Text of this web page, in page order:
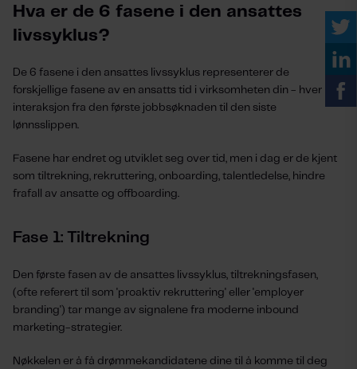
Hva er de 6 fasene i den ansattes
livssyklus?
De 6 fasene i den ansattes livssyklus representerer de
forskjellige fasene av en ansatts tid i virksomheten din - hver
interaksjon fra den første jobbsøknaden til den siste
lønnsslippen.
Fasene har endret og utviklet seg over tid, men i dag er de kjent
som tiltrekning, rekruttering, onboarding, talentledelse, hindre
frafall av ansatte og offboarding.
Fase 1: Tiltrekning
Den første fasen av de ansattes livssyklus, tiltrekningsfasen,
(ofte referert til som 'proaktiv rekruttering' eller 'employer
branding') tar mange av signalene fra moderne inbound
marketing-strategier.
Nøkkelen er å få drømmekandidatene dine til å komme til deg